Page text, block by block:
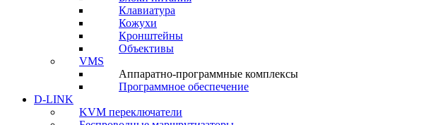
Клавиатура
Кожухи
Кронштейны
Объективы
VMS
Аппаратно-программные комплексы
Программное обеспечение
D-LINK
KVM переключатели